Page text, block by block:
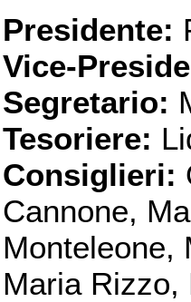
Presidente:
Vice-
Segretario:
Tesoriere:
Consiglieri:
Cannone,
Monteleone,
Maria Rizzo,